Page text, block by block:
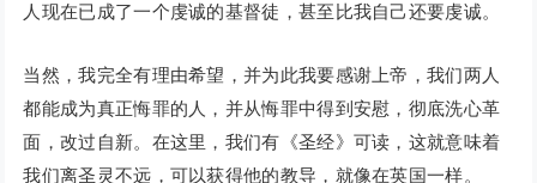
人现在已成了一个虔诚的基督徒，甚至比我自己还要虔诚。
当然，我完全有理由希望，并为此我要感谢上帝，我们两人
都能成为真正悔罪的人，并从悔罪中得到安慰，彻底洗心革
面，改过自新。在这里，我们有《圣经》可读，这就意味着
我们离圣灵不远，可以获得他的教导，就像在英国一样。